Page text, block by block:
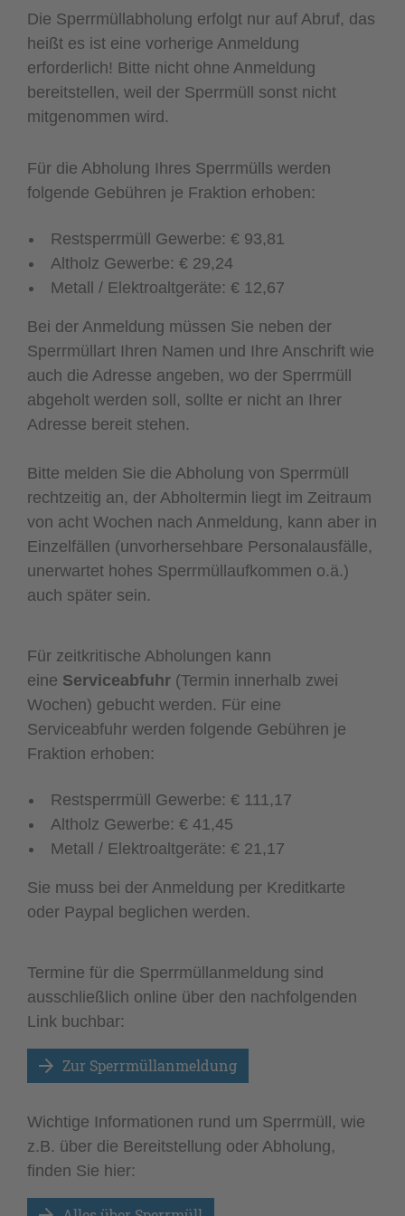
Die Sperrmüllabholung erfolgt nur auf Abruf, das
heißt es ist eine vorherige Anmeldung
erforderlich! Bitte nicht ohne Anmeldung
bereitstellen, weil der Sperrmüll sonst nicht
mitgenommen wird.
Für die Abholung Ihres Sperrmülls werden
folgende Gebühren je Fraktion erhoben:
Restsperrmüll Gewerbe: € 93,81
Altholz Gewerbe: € 29,24
Metall / Elektroaltgeräte: € 12,67
Bei der Anmeldung müssen Sie neben der
Sperrmüllart Ihren Namen und Ihre Anschrift wie
auch die Adresse angeben, wo der Sperrmüll
abgeholt werden soll, sollte er nicht an Ihrer
Adresse bereit stehen.
Bitte melden Sie die Abholung von Sperrmüll
rechtzeitig an, der Abholtermin liegt im Zeitraum
von acht Wochen nach Anmeldung, kann aber in
Einzelfällen (unvorhersehbare Personalausfälle,
unerwartet hohes Sperrmüllaufkommen o.ä.)
auch später sein.
Für zeitkritische Abholungen kann
eine Serviceabfuhr (Termin innerhalb zwei
Wochen) gebucht werden. Für eine
Serviceabfuhr werden folgende Gebühren je
Fraktion erhoben:
Restsperrmüll Gewerbe: € 111,17
Altholz Gewerbe: € 41,45
Metall / Elektroaltgeräte: € 21,17
Sie muss bei der Anmeldung per Kreditkarte
oder Paypal beglichen werden.
Termine für die Sperrmüllanmeldung sind
ausschließlich online über den nachfolgenden
Link buchbar:
Zur Sperrmüllanmeldung
Wichtige Informationen rund um Sperrmüll, wie
z.B. über die Bereitstellung oder Abholung,
finden Sie hier: